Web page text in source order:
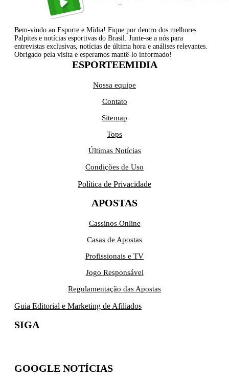
Bem-vindo ao Esporte e Mídia! Fique por dentro dos melhores
Palpites e notícias esportivas do Brasil. Junte-se a nós para
entrevistas exclusivas, notícias de última hora e análises relevantes.
Obrigado pela visita e esperamos mantê-lo informado!
ESPORTEEMIDIA
Nossa equipe
Contato
Sitemap
Tops
Últimas Notícias
Condições de Uso
Política de Privacidade
APOSTAS
Cassinos Online
Casas de Apostas
Profissionais e TV
Jogo Responsável
Regulamentação das Apostas
Guia Editorial e Marketing de Afiliados
SIGA
GOOGLE NOTÍCIAS